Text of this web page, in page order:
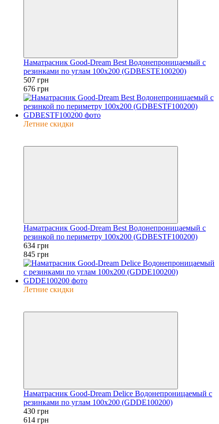
Наматрасник Good-Dream Best Водонепроницаемый с
резинками по углам 100x200 (GDBESTE100200)
507 грн
676 грн
Летние скидки
Наматрасник Good-Dream Best Водонепроницаемый с
резинкой по периметру 100x200 (GDBESTF100200)
634 грн
845 грн
Летние скидки
Наматрасник Good-Dream Delice Водонепроницаемый с
резинками по углам 100x200 (GDDE100200)
430 грн
614 грн